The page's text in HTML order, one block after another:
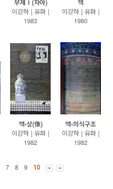
무제Ⅰ(자아)
이강하 | 유화 |
1983
맥
이강하 | 유화 |
1980
맥-상(像)
이강하 | 유화 |
1982
맥-의식구조
이강하 | 유화 |
1982
7 8 9 10